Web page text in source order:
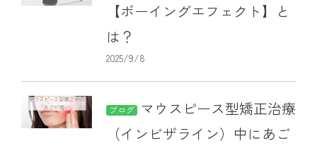
【ボーイングエフェクト】と
は？
2025/9/8
ブログ マウスピース型矯正治療
（インビザライン）中にあご